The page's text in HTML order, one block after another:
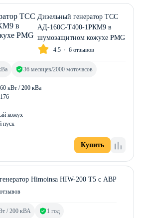
Дизельный генератор ТСС
АД-160С-Т400-1РКМ9 в
шумозащитном кожухе PMG
4.5 6 отзывов
кВт / 200 кВа
176
кожух
пуск
36 месяцев/2000 моточасов
Купить
Himoinsa HIW-200 T5 с АВР
/ 200 кВА 1 год